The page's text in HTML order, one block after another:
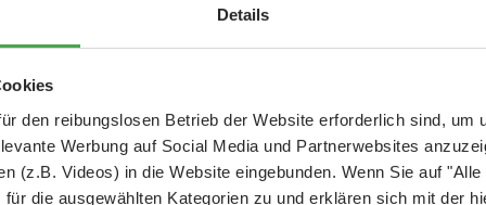
Details
den reibungslosen Betrieb der Website erforderlich sind, um
Werbung auf Social Media und Partnerwebsites
(z.B. Videos) in die Website eingebunden. Wenn Sie auf
die ausgewählten Kategorien zu und erklären sich mit der
Gimmicks. Neuestes Überraschungshighlight: ein in einem
einfallen lassen. Bei den Gleis- und Bahnprofis
den Zugbetrieb.Dass dort nur Schmalspurbahnen
Aktuelle Mitteilung
25 % Ersparnis bei Große Pötte & kleine
und September - ohne Wartezeit
- Abendliche Hafenrundfahrt/Lichterfahrt 🛥️
- anschließender Wunderland-BesuchOHNEWartezeit 🚂